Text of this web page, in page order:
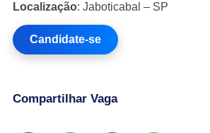
Localização: Jaboticabal – SP
Candidate-se
Compartilhar Vaga